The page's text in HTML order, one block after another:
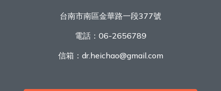
台南市南區金華路一段377號
電話： 06-2656789
信箱： dr.heichao@gmail.com